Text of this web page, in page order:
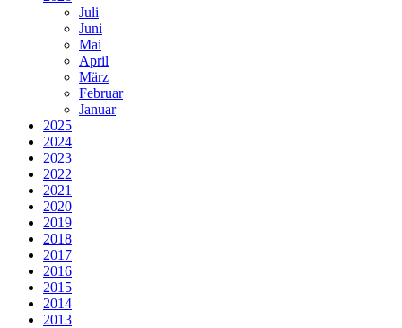
Juli
Juni
Mai
April
März
Februar
Januar
2025
2024
2023
2022
2021
2020
2019
2018
2017
2016
2015
2014
2013